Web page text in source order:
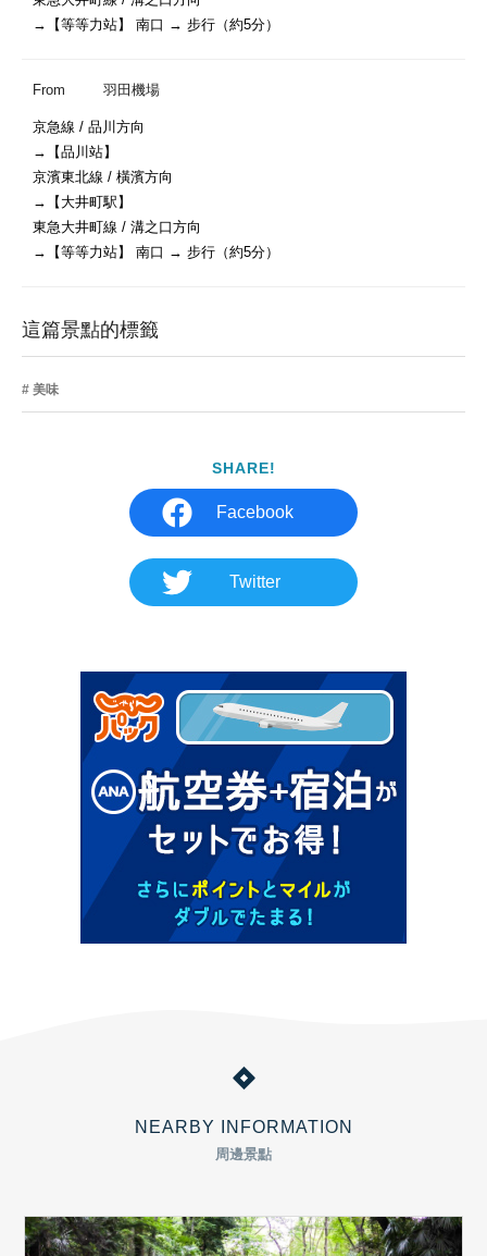
→【等等力站】 南口 → 步行（約5分）
From 羽田機場
京急線 / 品川方向
→【品川站】
京濱東北線 / 橫濱方向
→【大井町駅】
東急大井町線 / 溝之口方向
這篇景點的標籤
美味
SHARE!
Facebook
Twitter
NEARBY INFORMATION
周邊景點